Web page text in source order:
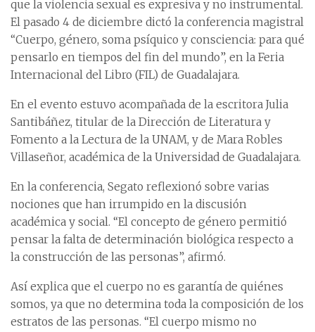
que la violencia sexual es expresiva y no instrumental.
El pasado 4 de diciembre dictó la conferencia magistral
“Cuerpo, género, soma psíquico y consciencia: para qué
pensarlo en tiempos del fin del mundo”, en la Feria
Internacional del Libro (FIL) de Guadalajara.
En el evento estuvo acompañada de la escritora Julia
Santibáñez, titular de la Dirección de Literatura y
Fomento a la Lectura de la UNAM, y de Mara Robles
Villaseñor, académica de la Universidad de Guadalajara.
En la conferencia, Segato reflexionó sobre varias
nociones que han irrumpido en la discusión
académica y social. “El concepto de género permitió
pensar la falta de determinación biológica respecto a
la construcción de las personas”, afirmó.
Así explica que el cuerpo no es garantía de quiénes
somos, ya que no determina toda la composición de los
estratos de las personas. “El cuerpo mismo no